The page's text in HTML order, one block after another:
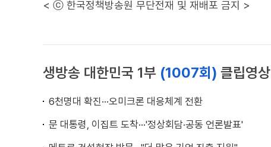
< ⓒ 한국정책방송원 무단전재 및 재배포 금지 >
생방송 대한민국 1부 (1007회) 클립영상
6천명대 확진···오미크론 대응체계 전환
문 대통령, 이집트 도착···'정상회담·공동 언론발표'